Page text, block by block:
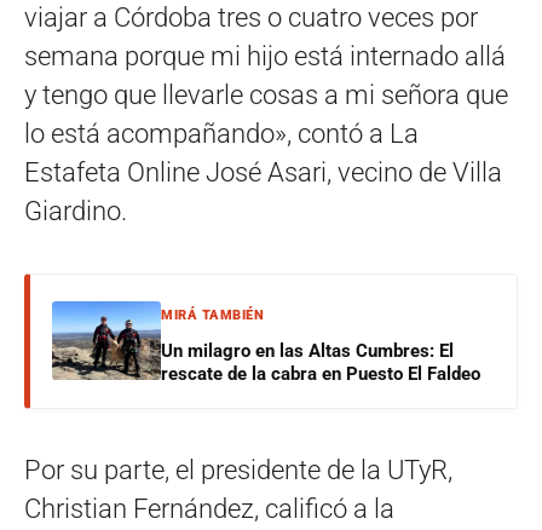
viajar a Córdoba tres o cuatro veces por
semana porque mi hijo está internado allá
y tengo que llevarle cosas a mi señora que
lo está acompañando», contó a La
Estafeta Online José Asari, vecino de Villa
Giardino.
MIRÁ TAMBIÉN
Un milagro en las Altas Cumbres: El
rescate de la cabra en Puesto El Faldeo
Por su parte, el presidente de la UTyR,
Christian Fernández, calificó a la